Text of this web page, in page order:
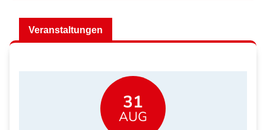
Veranstaltungen
31
AUG